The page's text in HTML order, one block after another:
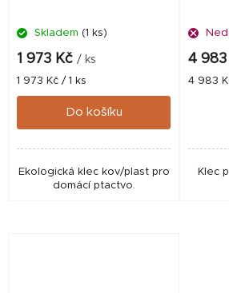
Skladem (1 ks)
1 973 Kč / ks
Měrná
cena:
1 973 Kč / 1 ks
Do košíku
Ekologická klec kov/plast pro
domácí ptactvo.
4 983
Měrná
4 983
Klec